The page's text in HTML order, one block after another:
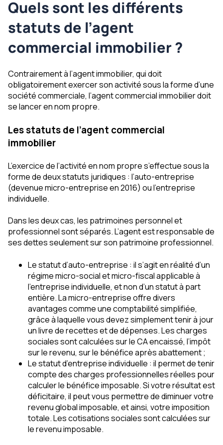
Quels sont les différents
statuts de l’agent
commercial immobilier ?
Contrairement à l’agent immobilier, qui doit
obligatoirement exercer son activité sous la forme d’une
société commerciale, l’agent commercial immobilier doit
se lancer en nom propre.
Les statuts de l’agent commercial
immobilier
L’exercice de l’activité en nom propre s’effectue sous la
forme de deux statuts juridiques : l’auto-entreprise
(devenue micro-entreprise en 2016) ou l’entreprise
individuelle.
Dans les deux cas, les patrimoines personnel et
professionnel sont séparés. L’agent est responsable de
ses dettes seulement sur son patrimoine professionnel.
Le statut d’auto-entreprise : il s’agit en réalité d’un
régime micro-social et micro-fiscal applicable à
l’entreprise individuelle, et non d’un statut à part
entière. La micro-entreprise offre divers
avantages comme une comptabilité simplifiée,
grâce à laquelle vous devez simplement tenir à jour
un livre de recettes et de dépenses. Les charges
sociales sont calculées sur le CA encaissé, l’impôt
sur le revenu, sur le bénéfice après abattement ;
Le statut d’entreprise individuelle : il permet de tenir
compte des charges professionnelles réelles pour
calculer le bénéfice imposable. Si votre résultat est
déficitaire, il peut vous permettre de diminuer votre
revenu global imposable, et ainsi, votre imposition
totale. Les cotisations sociales sont calculées sur
le revenu imposable.